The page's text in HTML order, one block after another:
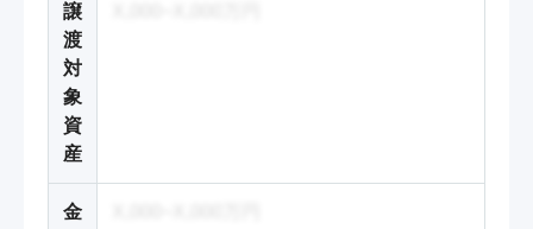
譲
渡
対
象
資
産
金